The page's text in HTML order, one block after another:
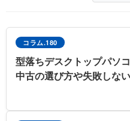
コラム.180
型落ちデスクトップパソ
中古の選び方や失敗しな